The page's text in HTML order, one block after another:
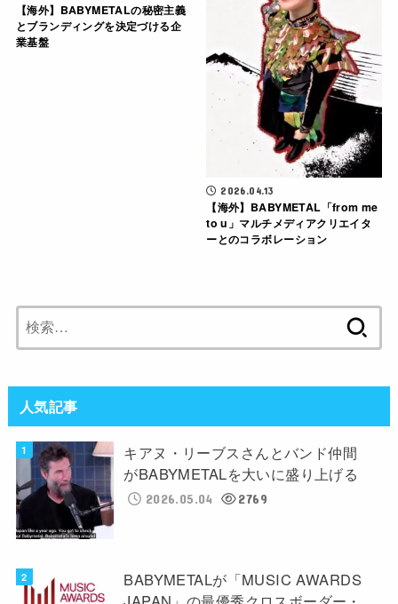
【海外】BABYMETALの秘密主義
とブランディングを決定づける企
業基盤
2026.04.13
【海外】BABYMETAL「from me
to u」マルチメディアクリエイタ
ーとのコラボレーション
索:
人気記事
キアヌ・リーブスさんとバンド仲間
がBABYMETALを大いに盛り上げる
2026.05.04 2769
BABYMETALが「MUSIC AWARDS